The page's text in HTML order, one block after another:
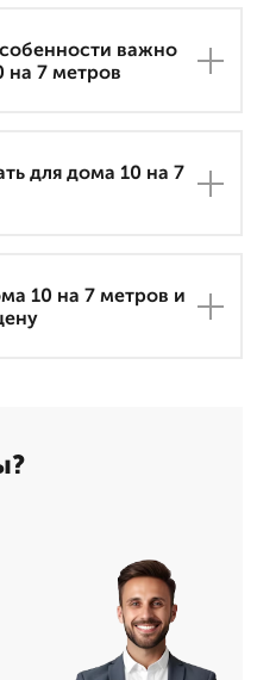
важно
на 7 метров
для дома 10 на 7
10 на 7 метров и